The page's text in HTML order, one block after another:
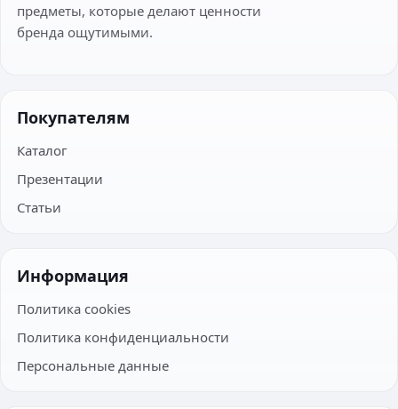
предметы, которые делают ценности
бренда ощутимыми.
Покупателям
Каталог
Презентации
Статьи
Информация
Политика cookies
Политика конфиденциальности
Персональные данные